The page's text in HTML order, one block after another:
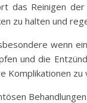
das Reinigen
zu halten und
wenn
und die
Komplikationen zu